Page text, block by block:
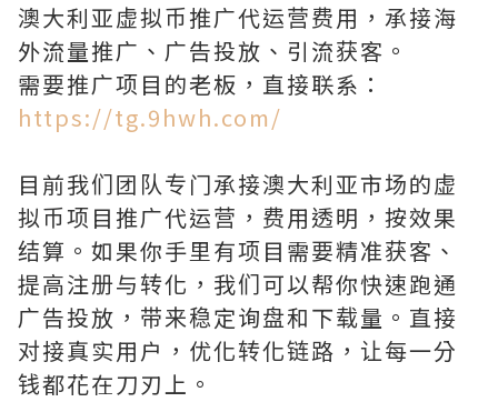
澳大利亚虚拟币推广代运营费用，承接海
外流量推广、广告投放、引流获客。
需要推广项目的老板，直接联系：
https://tg.9hwh.com/
目前我们团队专门承接澳大利亚市场的虚
拟币项目推广代运营，费用透明，按效果
结算。如果你手里有项目需要精准获客、
提高注册与转化，我们可以帮你快速跑通
广告投放，带来稳定询盘和下载量。直接
对接真实用户，优化转化链路，让每一分
钱都花在刀刃上。